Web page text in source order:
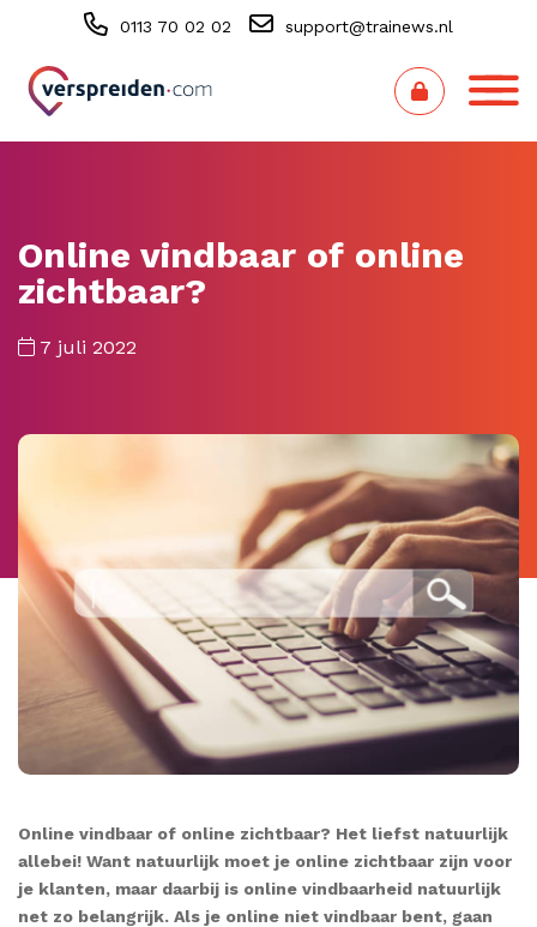
0113 70 02 02 support@trainews.nl
Online vindbaar of online
zichtbaar?
7 juli 2022
Online vindbaar of online zichtbaar? Het liefst natuurlijk
allebei! Want natuurlijk moet je online zichtbaar zijn voor
je klanten, maar daarbij is online vindbaarheid natuurlijk
net zo belangrijk. Als je online niet vindbaar bent, gaan